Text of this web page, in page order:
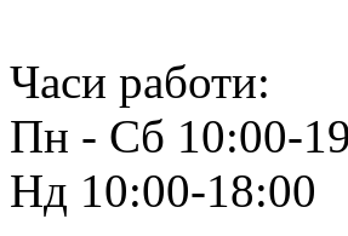
Часи работи:
Пн - Сб 10:00-
Нд 10:00-18:00